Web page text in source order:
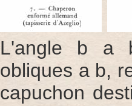
L'angle b a
obliques a b,
capuchon